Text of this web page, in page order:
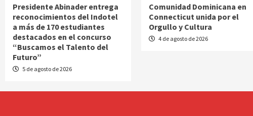
Presidente Abinader entrega
reconocimientos del Indotel
a más de 170 estudiantes
destacados en el concurso
“Buscamos el Talento del
Futuro”
5 de agosto de 2026
Comunidad Dominicana en
Connecticut unida por el
Orgullo y Cultura
4 de agosto de 2026